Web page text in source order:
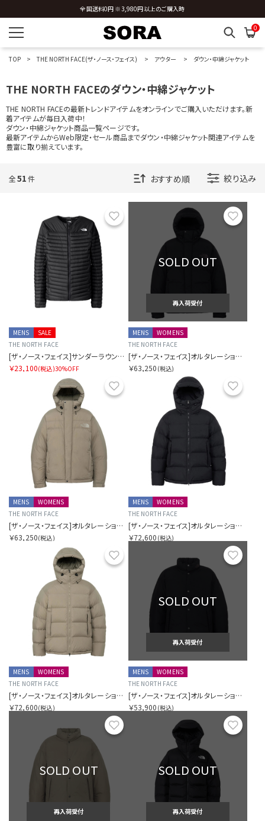
全国送料0円 ※3,980円以上のご購入時
0
TOP THE NORTH FACE(ザ・ノース・フェイス) アウター ダウン・中綿ジャケット
THE NORTH FACEのダウン・中綿ジャケット
THE NORTH FACEの最新トレンドアイテムをオンラインでご購入いただけます。新
着アイテムが毎日入荷中！
ダウン・中綿ジャケット商品一覧ページです。
最新アイテムからWeb限定・セール商品までダウン・中綿ジャケット関連アイテムを
豊富に取り揃えています。
全51 件 絞り込み
お気に入り
SALE
MENS
THE NORTH FACE
[ザ・ノース・フェイス]サンダーラウンドネックジャケット（メンズ）
￥23,100(税込)30%OFF
SOLD OUT
再入荷受付
MENS
WOMENS
THE NORTH FACE
[ザ・ノース・フェイス]オルタレーションバフズジャケット
￥63,250 (税込)
お気に入り
MENS
WOMENS
THE NORTH FACE
[ザ・ノース・フェイス]オルタレーションバフズジャケット
￥63,250(税込)
MENS
WOMENS
THE NORTH FACE
[ザ・ノース・フェイス]オルタレーションダウンシェルパーカー（ユニセックス）
￥72,600 (税込)
お気に入り
MENS
WOMENS
THE NORTH FACE
[ザ・ノース・フェイス]オルタレーションダウンシェルパーカー（ユニセックス）
￥72,600(税込)
SOLD OUT
再入荷受付
MENS
WOMENS
THE NORTH FACE
[ザ・ノース・フェイス]オルタレーションシエラジャケット（ユニセックス）
￥53,900 (税込)
お気に入り
SOLD OUT
再入荷受付
SOLD OUT
再入荷受付